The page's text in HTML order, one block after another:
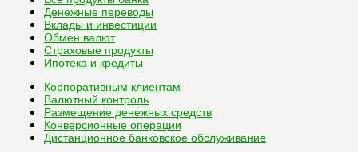
Денежные переводы
Вклады и инвестиции
Обмен валют
Страховые продукты
Ипотека и кредиты
Корпоративным клиентам
Валютный контроль
Размещение денежных средств
Конверсионные операции
Дистанционное банковское обслуживание